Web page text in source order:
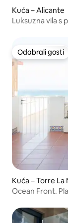
Kuća – Alicante
Luksuzna vila s
Odabrali gosti
Odabrali gosti
Kuća – Torre La
Ocean Front.